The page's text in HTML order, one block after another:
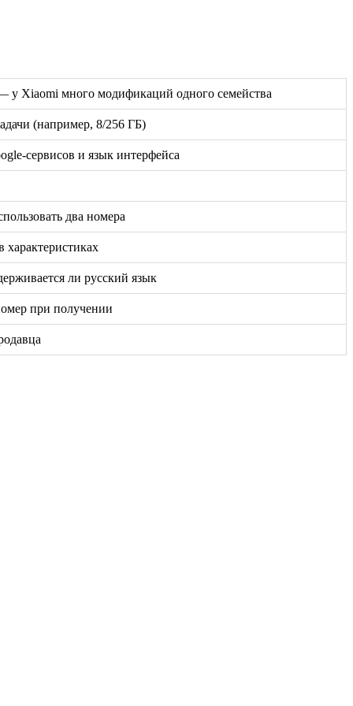
у Xiaomi много модификаций одного семейства
(например, 8/256 ГБ)
сервисов и язык интерфейса
два номера
характеристиках
ли русский язык
при получении